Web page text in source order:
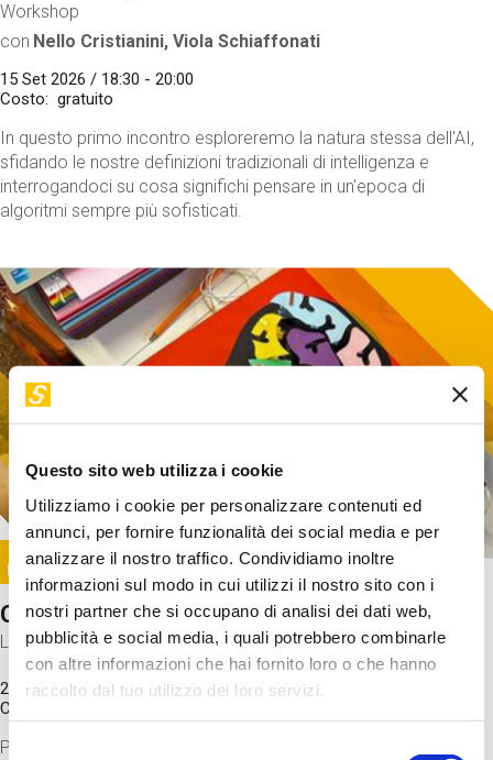
Questo sito web utilizza i cookie
Utilizziamo i cookie per personalizzare contenuti ed
annunci, per fornire funzionalità dei social media e per
analizzare il nostro traffico. Condividiamo inoltre
informazioni sul modo in cui utilizzi il nostro sito con i
nostri partner che si occupano di analisi dei dati web,
pubblicità e social media, i quali potrebbero combinarle
con altre informazioni che hai fornito loro o che hanno
raccolto dal tuo utilizzo dei loro servizi.
Selezione
Workshop
con Nello Cristianini, Viola Schiaffonati
15 Set 2026 / 18:30 - 20:00
Costo
gratuito
In questo primo incontro esploreremo la natura stessa dell'AI,
sfidando le nostre definizioni tradizionali di intelligenza e
interrogandoci su cosa significhi pensare in un'epoca di
algoritmi sempre più sofisticati.
Image
SUNDAY@STEP
Come funziona il cervello?
Laboratorio
20 Set 2026 / 11:15 - 13:00
Costo
Proveremo a costruire un cervello in cartoncino cercando di